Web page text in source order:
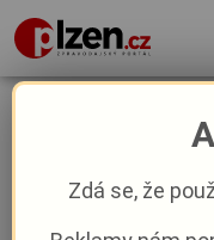
Zájem
předčil
porodnice
Zdá se, že